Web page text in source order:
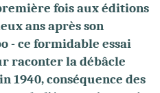
fois aux éditions
ans après son
- ce formidable essai
raconter la débâcle
1940, conséquence des